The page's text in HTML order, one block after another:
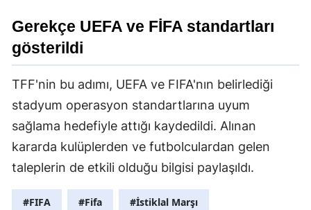
Gerekçe UEFA ve FİFA standartları
gösterildi
TFF'nin bu adımı, UEFA ve FIFA'nın belirlediği
stadyum operasyon standartlarına uyum
sağlama hedefiyle attığı kaydedildi. Alınan
kararda kulüplerden ve futbolculardan gelen
taleplerin de etkili olduğu bilgisi paylaşıldı.
#FIFA #Fifa #İstiklal Marşı